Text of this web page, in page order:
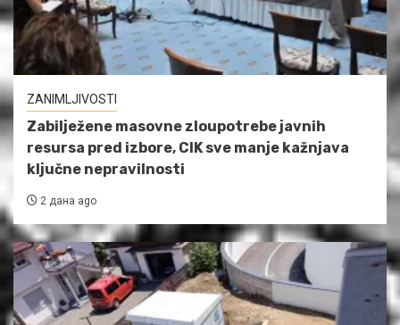
ZANIMLJIVOSTI
Zabilježene masovne zloupotrebe javnih
resursa pred izbore, CIK sve manje kažnjava
ključne nepravilnosti
2 дана ago